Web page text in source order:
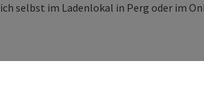
selbst im Ladenlokal in Perg oder im